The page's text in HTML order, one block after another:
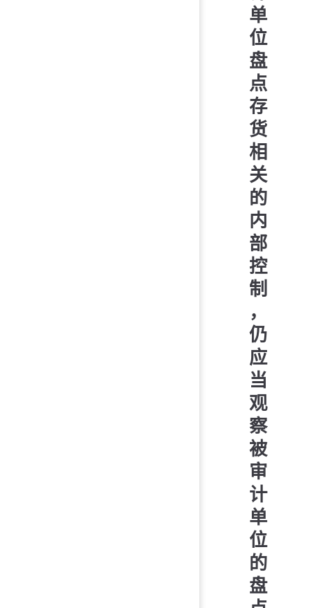
单
位
盘
点
存
货
相
关
的
内
部
控
制
，
仍
应
当
观
察
被
审
计
单
位
的
盘